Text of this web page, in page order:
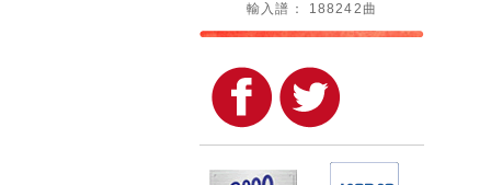
輸入譜： 188242曲